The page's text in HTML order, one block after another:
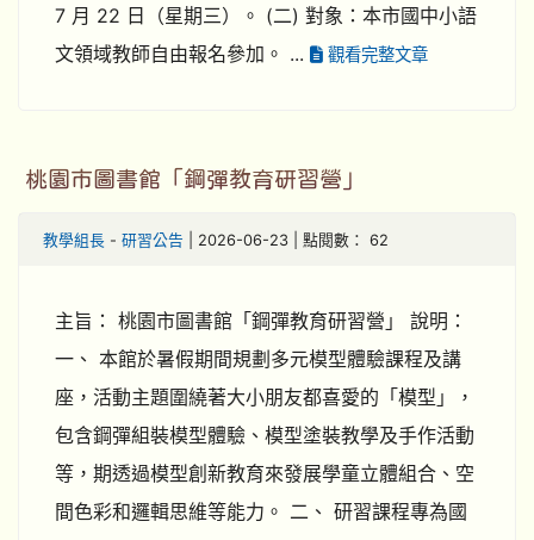
7 月 22 日（星期三）。 (二) 對象：本市國中小語
文領域教師自由報名參加。 ...
觀看完整文章
桃園市圖書館「鋼彈教育研習營」
教學組長 - 研習公告 | 2026-06-23 | 點閱數： 62
主旨： 桃園市圖書館「鋼彈教育研習營」 說明：
一、 本館於暑假期間規劃多元模型體驗課程及講
座，活動主題圍繞著大小朋友都喜愛的「模型」，
包含鋼彈組裝模型體驗、模型塗裝教學及手作活動
等，期透過模型創新教育來發展學童立體組合、空
間色彩和邏輯思維等能力。 二、 研習課程專為國